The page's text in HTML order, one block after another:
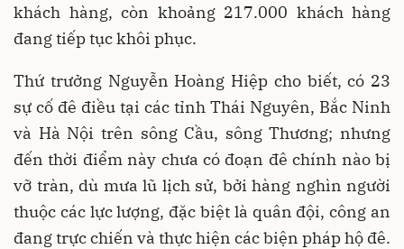
khách hàng, còn khoảng 217.000 khách hàng
đang tiếp tục khôi phục.
Thứ trưởng Nguyễn Hoàng Hiệp cho biết, có 23
sự cố đê điều tại các tỉnh Thái Nguyên, Bắc Ninh
và Hà Nội trên sông Cầu, sông Thương; nhưng
đến thời điểm này chưa có đoạn đê chính nào bị
vỡ tràn, dù mưa lũ lịch sử, bởi hàng nghìn người
thuộc các lực lượng, đặc biệt là quân đội, công an
đang trực chiến và thực hiện các biện pháp hộ đê.